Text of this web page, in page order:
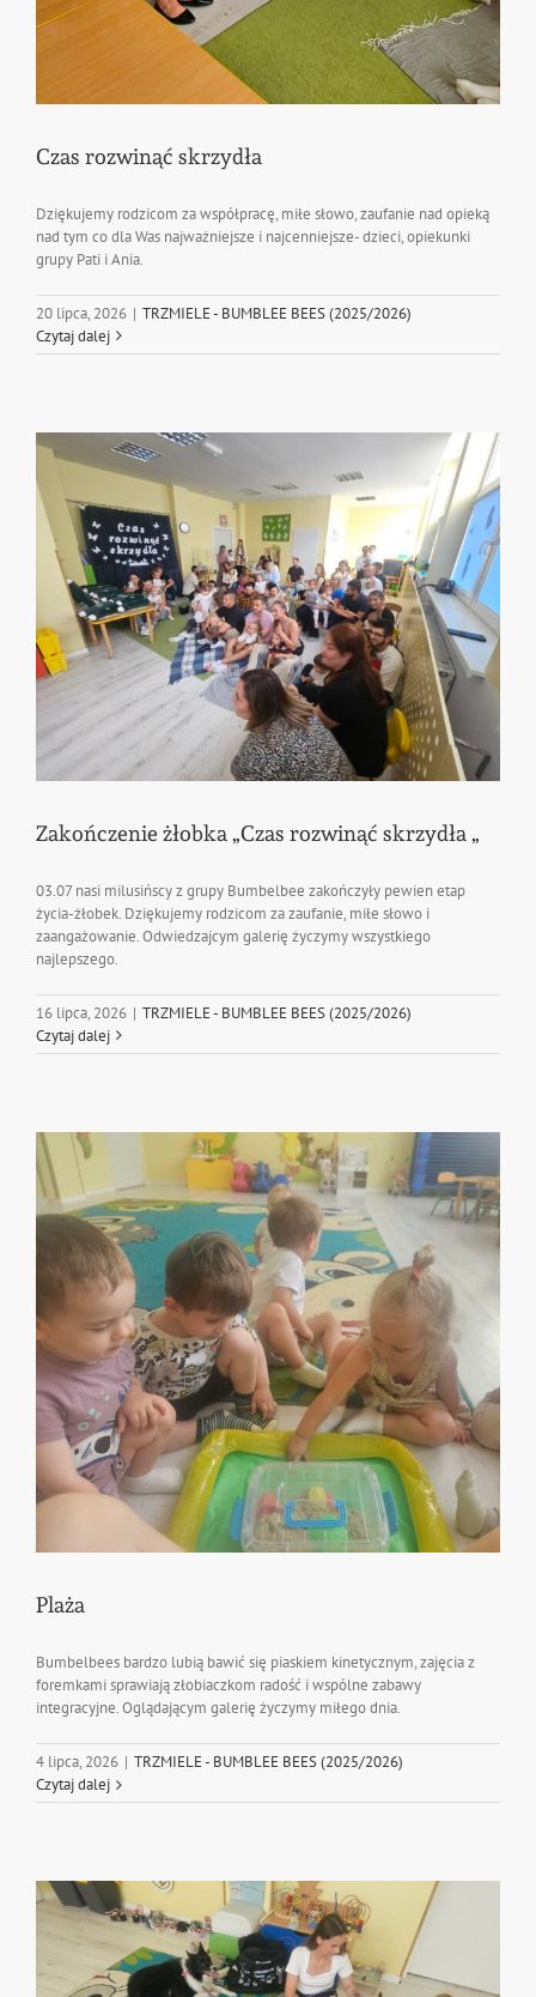
Czas rozwinąć skrzydła
Dziękujemy rodzicom za współpracę, miłe słowo, zaufanie nad opieką
nad tym co dla Was najważniejsze i najcenniejsze- dzieci, opiekunki
grupy Pati i Ania.
20 lipca, 2026 | TRZMIELE - BUMBLEE BEES (2025/2026)
Czytaj dalej
Zakończenie żłobka „Czas rozwinąć skrzydła „
03.07 nasi milusińscy z grupy Bumbelbee zakończyły pewien etap
życia-żłobek. Dziękujemy rodzicom za zaufanie, miłe słowo i
zaangażowanie. Odwiedzajcym galerię życzymy wszystkiego
najlepszego.
16 lipca, 2026 | TRZMIELE - BUMBLEE BEES (2025/2026)
Czytaj dalej
Plaża
Bumbelbees bardzo lubią bawić się piaskiem kinetycznym, zajęcia z
foremkami sprawiają złobiaczkom radość i wspólne zabawy
integracyjne. Oglądającym galerię życzymy miłego dnia.
4 lipca, 2026 | TRZMIELE - BUMBLEE BEES (2025/2026)
Czytaj dalej